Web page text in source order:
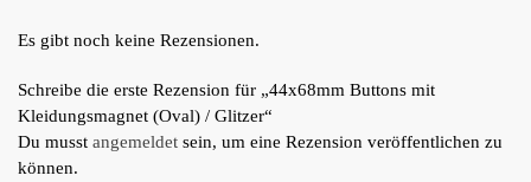
Es gibt noch keine Rezensionen.
Schreibe die erste Rezension für „44x68mm Buttons mit
Kleidungsmagnet (Oval) / Glitzer“
Du musst angemeldet sein, um eine Rezension veröffentlichen zu
können.